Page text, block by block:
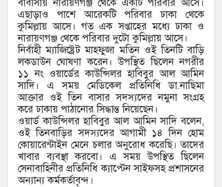
বাবাসায় নারায়ণগঞ্জ থেকে একটি পরিবার আসে।
এছাড়াও পাশে আরেকটি পরিবার ঢাকা থেকে
কুমিল্লায় আসে। গত এক সপ্তাহের মধ্যে ঢাকা ও
নারায়ণগঞ্জ থেকে পরিবার দুটো কুমিল্লায় আসে।
নির্বাহী ম্যাজিষ্ট্রেট মাহফুজা মতিন ওই তিনটি বাড়ি
লকডাউন ঘোষণা করেন। উপস্থিত ছিলেন নগরীর
১১ নং ওয়ার্ডের কাউন্সিলর হাবিবুর আল আমিন
সাদি। এ সময় মেডিকেল প্রতিনিধি ডা.নাছিমা
আক্তার ওই তিন বাসার সদস্যদের নমুনা সংগ্রহ
করে ঢাকায় পাঠানোর সিদ্ধান্ত নিয়েছেন।
ওয়ার্ড কাউন্সিলর হাবিবুর আল আমিন সাদি বলেন,
ওই তিনবাড়ির সদস্যদের আগামী ১৪ দিন হোম
কোয়ারেন্টাইন মেনে চলার অনুরোধ করেছি। তাদের
খাবার ব্যবস্থা করবো। এ সময় উপস্থিত ছিলেন
সেনাবাহিনীর প্রতিনিধি ক্যাপ্টেন সাইফসহ প্রশাসনের
অন্যান্য কর্মকর্তাবৃন্দ।